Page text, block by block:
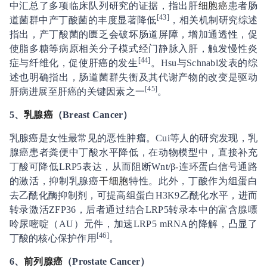
中汇总了多项临床队列研究的证据，指出肝细胞癌患者肠
道菌群中产丁酸菌的丰度显著降低[43] ，相关机制研究综述
指出，产丁酸菌的匮乏会破坏肠道屏障，增加通透性，促
使脂多糖等病原相关分子模式经门静脉入肝，触发慢性炎
症与纤维化，促使肝癌的发生 [44] 。Hsu与Schnabl发表的综
述也明确指出，肠道菌群失衡及其代谢产物的改变是驱动
肝病进展至肝癌的关键因素之一[45] 。
5、乳腺癌（Breast Cancer）
乳腺癌是女性最常见的恶性肿瘤。Cui等人的研究发现，乳
腺癌患者粪便中丁酸水平降低，在动物模型中，直接补充
丁酸可降低LRP5表达，从而阻断Wnt/β-连环蛋白信号通路
的激活，抑制乳腺癌干细胞特性。此外，丁酸作为组蛋白
去乙酰化酶抑制剂，可提高组蛋白H3K9乙酰化水平，进而
转录激活ZFP36，后者通过结合LRP5转录本中的富含腺嘌
呤尿嘧啶（AU）元件，加速LRP5 mRNA的降解，凸显了
丁酸的核心保护作用 [46] 。
6、前列腺癌 （Prostate Cancer）